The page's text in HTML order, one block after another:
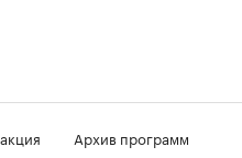
Архив программ